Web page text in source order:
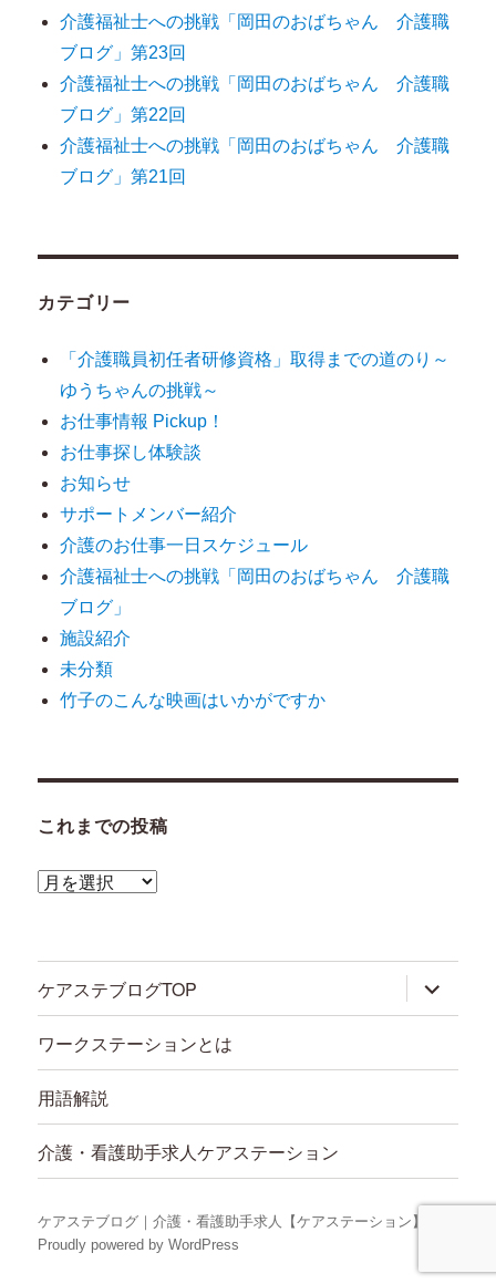
介護福祉士への挑戦「岡田のおばちゃん 介護職
ブログ」第23回
介護福祉士への挑戦「岡田のおばちゃん 介護職
ブログ」第22回
介護福祉士への挑戦「岡田のおばちゃん 介護職
ブログ」第21回
カテゴリー
「介護職員初任者研修資格」取得までの道のり～
ゆうちゃんの挑戦～
お仕事情報 Pickup！
お仕事探し体験談
お知らせ
サポートメンバー紹介
介護のお仕事一日スケジュール
介護福祉士への挑戦「岡田のおばちゃん 介護職
ブログ」
施設紹介
未分類
竹子のこんな映画はいかがですか
これまでの投稿
こ
投
稿
ケアステブログTOP
ブ
メ
ー
開
ワークステーションとは
用語解説
介護・看護助手求人ケアステーション
ケアステブログ｜介護・看護助手求人【ケアステーション】
Proudly powered by WordPress